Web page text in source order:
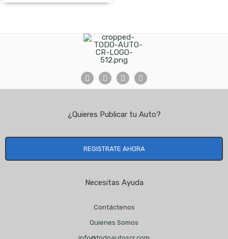
¿Quieres Publicar tu Auto?
REGISTRATE AHORA
Necesitas Ayuda
Contáctenos
Quienes Somos